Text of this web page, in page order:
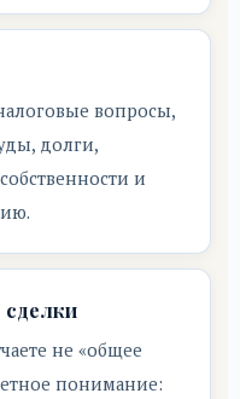
вопросы,
долги,
и
сделки
не «общее
понимание: